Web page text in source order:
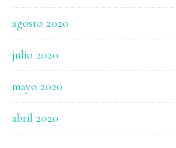
agosto 2020
julio 2020
mayo 2020
abril 2020